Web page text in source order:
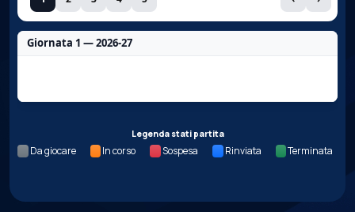
Giornata 1 — 2026-27
Legenda stati partita
Da giocare In corso Sospesa Rinviata Terminata